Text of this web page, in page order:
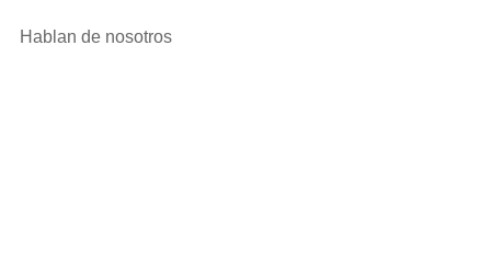
Hablan de nosotros